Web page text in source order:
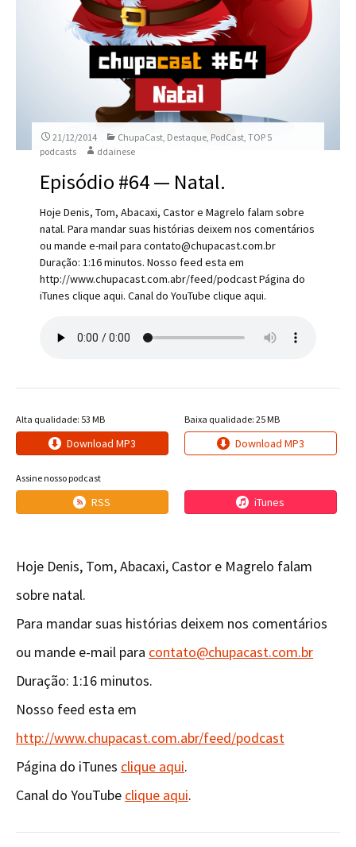
21/12/2014 ChupaCast, Destaque, PodCast,TOP 5
podcasts
ddainese
Episódio #64 — Natal.
Hoje Denis, Tom, Abacaxi, Castor e Magrelo falam sobre
natal. Para mandar suas histórias deixem nos comentários
ou mande e-mail para contato@chupacast.com.br
Duração: 1:16 minutos. Nosso feed esta em
http://www.chupacast.com.abr/feed/podcast Página do
iTunes clique aqui. Canal do YouTube clique aqui.
Alta qualidade: 53 MB
Download MP3
Baixa qualidade: 25 MB
Download MP3
Assine nosso podcast
RSS iTunes
Hoje Denis, Tom, Abacaxi, Castor e Magrelo falam
sobre natal.
Para mandar suas histórias deixem nos comentários
ou mande e-mail para contato@chupacast.com.br
Duração: 1:16 minutos.
Nosso feed esta em
http://www.chupacast.com.abr/feed/podcast
Página do iTunes clique aqui.
Canal do YouTube clique aqui.